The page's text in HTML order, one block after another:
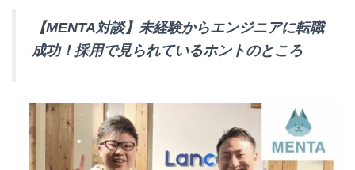
【MENTA対談】未経験からエンジニアに転職
成功！採用で見られているホントのところ